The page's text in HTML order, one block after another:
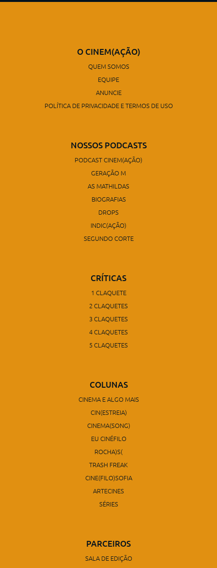
O CINEM(AÇÃO)
QUEM SOMOS
EQUIPE
ANUNCIE
POLÍTICA DE PRIVACIDADE E TERMOS DE USO
NOSSOS PODCASTS
PODCAST CINEM(AÇÃO)
GERAÇÃO M
AS MATHILDAS
BIOGRAFIAS
DROPS
INDIC(AÇÃO)
SEGUNDO CORTE
CRÍTICAS
1 CLAQUETE
2 CLAQUETES
3 CLAQUETES
4 CLAQUETES
5 CLAQUETES
COLUNAS
CINEMA E ALGO MAIS
CIN(ESTREIA)
CINEMA(SONG)
EU CINÉFILO
ROCHA)S(
TRASH FREAK
CINE(FILO)SOFIA
ARTECINES
SÉRIES
PARCEIROS
SALA DE EDIÇÃO